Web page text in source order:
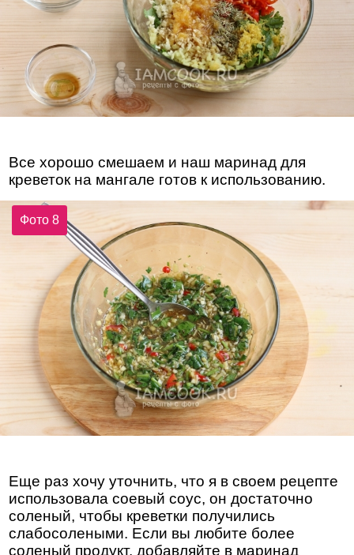
Все хорошо смешаем и наш маринад для
креветок на мангале готов к использованию.
Фото 8
Еще раз хочу уточнить, что я в своем рецепте
использовала соевый соус, он достаточно
соленый, чтобы креветки получились
слабосолеными. Если вы любите более
соленый продукт, добавляйте в маринад